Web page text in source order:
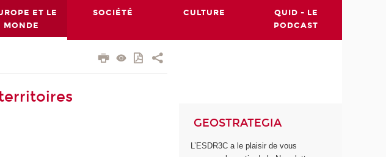
ET LE
MONDE
SOCIÉTÉ CULTURE
QUID - LE
PODCAST
GEOSTRATEGIA
L’ESDR3C a le plaisir de vous